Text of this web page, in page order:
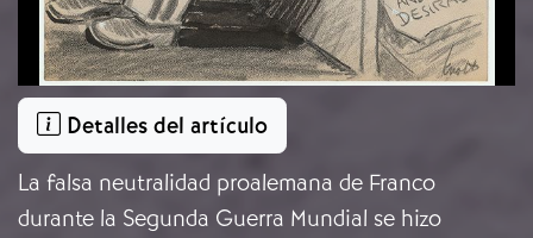
Detalles del artículo
La falsa neutralidad proalemana de Franco
durante la Segunda Guerra Mundial se hizo